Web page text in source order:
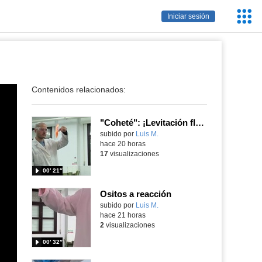
Iniciar sesión
Contenidos relacionados:
"Coheté": ¡Levitación flamígera!
Contenido educativo.
subido por Luis M.
00′ 21″
hace 20 horas
17visualizaciones
Ositos a reacción
Contenido educativo.
subido por Luis M.
00′ 32″
hace 21 horas
2 visualizaciones